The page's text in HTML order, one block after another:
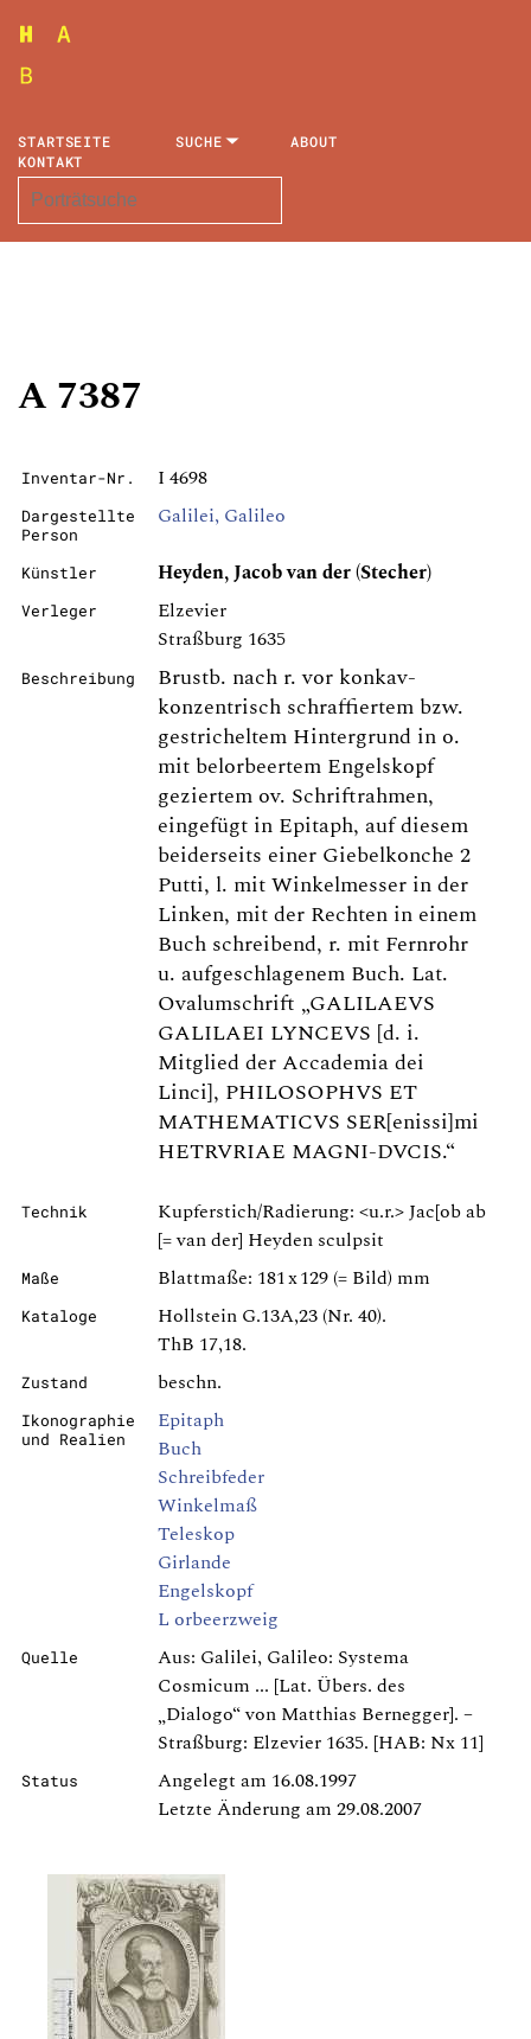
STARTSEITE SUCHE
ABOUT
KONTAKT
A 7387
Inventar-Nr. I 4698
Dargestellte
Person
Galilei, Galileo
Künstler Heyden, Jacob van der (Stecher)
Verleger
Elzevier
Straßburg 1635
Beschreibung
Brustb. nach r. vor konkav-
konzentrisch schraffiertem bzw.
gestricheltem Hintergrund in o.
mit belorbeertem Engelskopf
geziertem ov. Schriftrahmen,
eingefügt in Epitaph, auf diesem
beiderseits einer Giebelkonche 2
Putti, l. mit Winkelmesser in der
Linken, mit der Rechten in einem
Buch schreibend, r. mit Fernrohr
u. aufgeschlagenem Buch. Lat.
Ovalumschrift „GALILAEVS
GALILAEI LYNCEVS [d. i.
Mitglied der Accademia dei
Linci], PHILOSOPHVS ET
MATHEMATICVS SER[enissi]mi
HETRVRIAE MAGNI-DVCIS.“
Technik
Kupferstich/Radierung: <u.r.> Jac[ob ab
[= van der] Heyden sculpsit
Maße Blattmaße: 181 x 129 (= Bild) mm
Kataloge
Hollstein G.13A,23 (Nr. 40).
ThB 17,18.
Zustand beschn.
Ikonographie
und Realien
Epitaph
Buch
Schreibfeder
Winkelmaß
Teleskop
Girlande
Engelskopf
L orbeerzweig
Quelle
Aus: Galilei, Galileo: Systema
Cosmicum ... [Lat. Übers. des
„Dialogo“ von Matthias Bernegger]. –
Straßburg: Elzevier 1635. [HAB: Nx 11]
Status
Angelegt am 16.08.1997
Letzte Änderung am 29.08.2007